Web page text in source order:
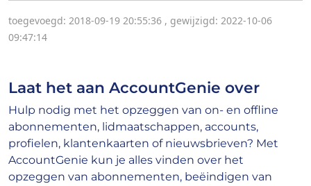
toegevoegd: 2018-09-19 20:55:36 , gewijzigd: 2022-10-06
09:47:14
Laat het aan AccountGenie over
Hulp nodig met het opzeggen van on- en offline
abonnementen, lidmaatschappen, accounts,
profielen, klantenkaarten of nieuwsbrieven? Met
AccountGenie kun je alles vinden over het
opzeggen van abonnementen, beëindigen van